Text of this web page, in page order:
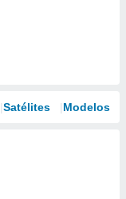
Satélites Modelos